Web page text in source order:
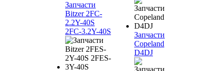
Запчасти
Bitzer 2FC-
2.2Y-40S
2FC-3.2Y-40S
Запчасти
Copeland
D4DJ